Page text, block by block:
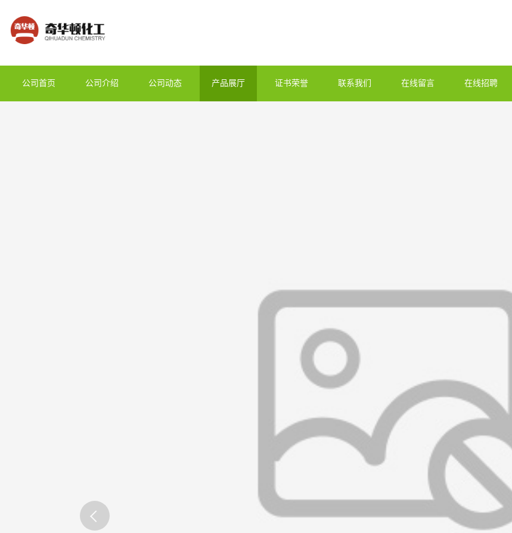
公司首页 公司介绍 公司动态 产品展厅 证书荣誉 联系我们 在线留言 在线招聘